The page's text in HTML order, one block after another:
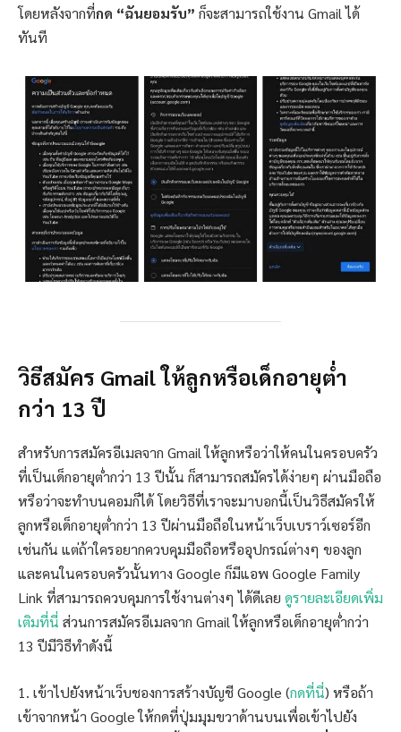
โดยหลังจากที่กด “ฉันยอมรับ” ก็จะสามารถใช้งาน Gmail ได้
ทันที
วิธีสมัคร Gmail ให้ลูกหรือเด็กอายุต่ำ
กว่า 13 ปี
สำหรับการสมัครอีเมลจาก Gmail ให้ลูกหรือว่าให้คนในครอบครัว
ที่เป็นเด็กอายุต่ำกว่า 13 ปีนั้น ก็สามารถสมัครได้ง่ายๆ ผ่านมือถือ
หรือว่าจะทำบนคอมก็ได้ โดยวิธีที่เราจะมาบอกนี้เป็นวิธีสมัครให้
ลูกหรือเด็กอายุต่ำกว่า 13 ปีผ่านมือถือในหน้าเว็บเบราว์เซอร์อีก
เช่นกัน แต่ถ้าใครอยากควบคุมมือถือหรืออุปกรณ์ต่างๆ ของลูก
และคนในครอบครัวนั้นทาง Google ก็มีแอพ Google Family
Link ที่สามารถควบคุมการใช้งานต่างๆ ได้ดีเลย ดูรายละเอียดเพิ่ม
เติมที่นี่ ส่วนการสมัครอีเมลจาก Gmail ให้ลูกหรือเด็กอายุต่ำกว่า
13 ปีมีวิธีทำดังนี้
1. เข้าไปยังหน้าเว็บชองการสร้างบัญชี Google (กดที่นี่) หรือถ้า
เข้าจากหน้า Google ให้กดที่ปุ่มมุมขวาด้านบนเพื่อเข้าไปยัง